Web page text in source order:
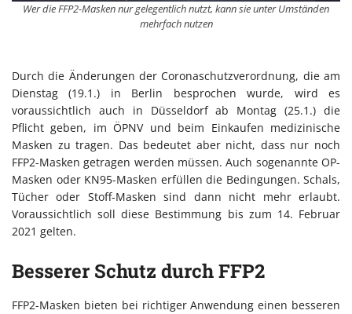
Wer die FFP2-Masken nur gelegentlich nutzt, kann sie unter Umständen
mehrfach nutzen
Durch die Änderungen der Coronaschutzverordnung, die am
Dienstag (19.1.) in Berlin besprochen wurde, wird es
voraussichtlich auch in Düsseldorf ab Montag (25.1.) die
Pflicht geben, im ÖPNV und beim Einkaufen medizinische
Masken zu tragen. Das bedeutet aber nicht, dass nur noch
FFP2-Masken getragen werden müssen. Auch sogenannte OP-
Masken oder KN95-Masken erfüllen die Bedingungen. Schals,
Tücher oder Stoff-Masken sind dann nicht mehr erlaubt.
Voraussichtlich soll diese Bestimmung bis zum 14. Februar
2021 gelten.
Besserer Schutz durch FFP2
FFP2-Masken bieten bei richtiger Anwendung einen besseren